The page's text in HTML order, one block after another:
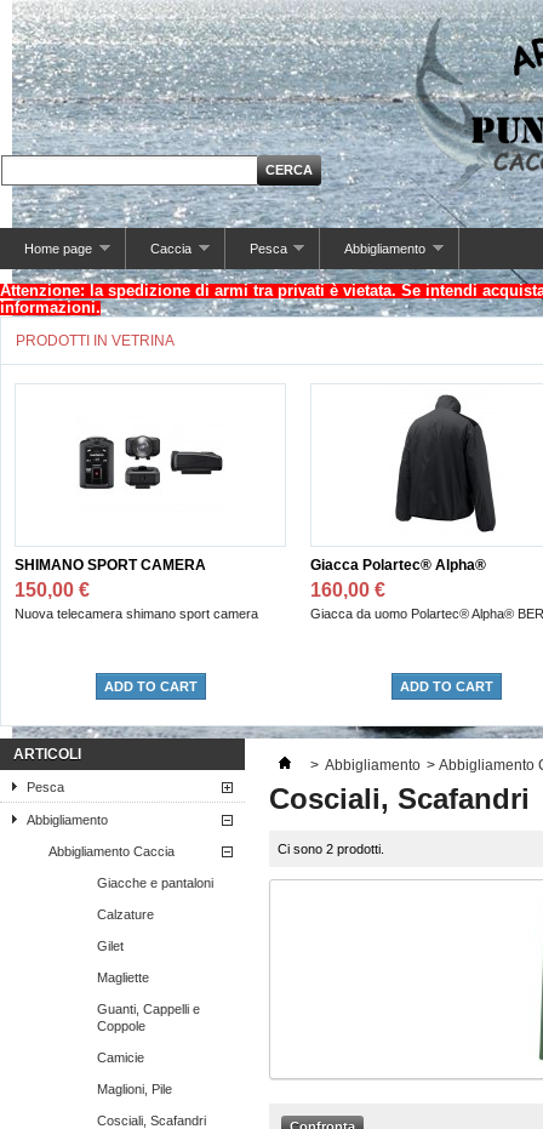
Home page Caccia Pesca Abbigliamento
Attenzione: la spedizione di armi tra privati è vietata. Se intendi
informazioni.
PRODOTTI IN VETRINA
SHIMANO SPORT CAMERA
150,00 €
Nuova telecamera shimano sport camera
ADD TO CART
Giacca Polartec® Alpha®
160,00 €
Giacca da uomo Polartec® Alpha®
ADD TO CART
ARTICOLI
Pesca
Abbigliamento
Abbigliamento Caccia
Giacche e pantaloni
Calzature
Gilet
Magliette
Guanti, Cappelli e
Coppole
Camicie
Maglioni, Pile
Cosciali, Scafandri
> Abbigliamento > Abbigliamento
Cosciali, Scafandri
Ci sono 2 prodotti.